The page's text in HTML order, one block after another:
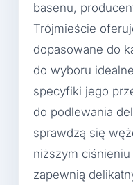
basenu,
Trójmieście
dopasowane do
do wyboru
specyfiki jego
do podlewania
sprawdzą się
niższym
zapewnią